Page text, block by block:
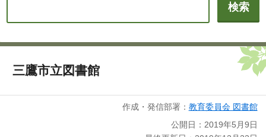
三鷹市立図書館
作成・発信部署： 教育委員会 図書館
公開日：2019年5月9日